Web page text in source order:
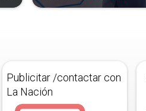
Publicitar /contactar con
La Nación